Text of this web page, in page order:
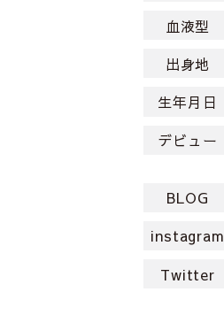
血液型
出身地
生年月日
デビュー
BLOG
instagram
Twitter